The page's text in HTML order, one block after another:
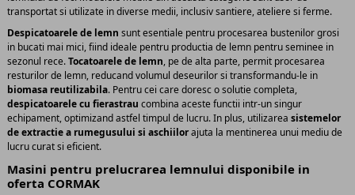
transportat si utilizate in diverse medii, inclusiv santiere, ateliere si ferme.
Despicatoarele de lemn sunt esentiale pentru procesarea bustenilor grosi
in bucati mai mici, fiind ideale pentru productia de lemn pentru seminee in
sezonul rece.Tocatoarele de lemn, pe de alta parte, permit procesarea
resturilor de lemn, reducand volumul deseurilor si transformandu-le in
biomasa reutilizabila. Pentru cei care doresc o solutie completa,
despicatoarele cu fierastrau combina aceste functii intr-un singur
echipament, optimizand astfel timpul de lucru. In plus, utilizarea sistemelor
de extractie a rumegusului si aschiilorajuta la mentinerea unui mediu de
lucru curat si eficient.
Masini pentru prelucrarea lemnului disponibile in
oferta CORMAK